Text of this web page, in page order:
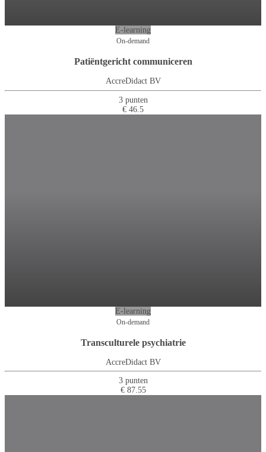
E-learning
On-demand
Patiëntgericht communiceren
AccreDidact BV
3 punten
€ 46.5
E-learning
On-demand
Transculturele psychiatrie
AccreDidact BV
3 punten
€ 87.55